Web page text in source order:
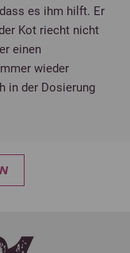
es ihm hilft. Er
Kot riecht nicht
einen
wieder
in der Dosierung